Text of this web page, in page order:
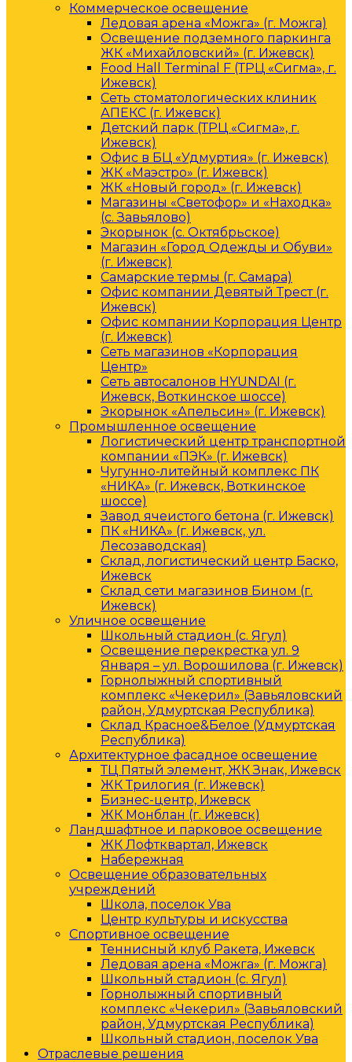
Коммерческое освещение
Ледовая арена «Можга» (г. Можга)
Освещение подземного паркинга
ЖК «Михайловский» (г. Ижевск)
Food Hall Terminal F (ТРЦ «Сигма», г.
Ижевск)
Сеть стоматологических клиник
АПЕКС (г. Ижевск)
Детский парк (ТРЦ «Сигма», г.
Ижевск)
Офис в БЦ «Удмуртия» (г. Ижевск)
ЖК «Маэстро» (г. Ижевск)
ЖК «Новый город» (г. Ижевск)
Магазины «Светофор» и «Находка»
(с. Завьялово)
Экорынок (с. Октябрьское)
Магазин «Город Одежды и Обуви»
(г. Ижевск)
Самарские термы (г. Самара)
Офис компании Девятый Трест (г.
Ижевск)
Офис компании Корпорация Центр
(г. Ижевск)
Сеть магазинов «Корпорация
Центр»
Сеть автосалонов HYUNDAI (г.
Ижевск, Воткинское шоссе)
Экорынок «Апельсин» (г. Ижевск)
Промышленное освещение
Логистический центр транспортной
компании «ПЭК» (г. Ижевск)
Чугунно-литейный комплекс ПК
«НИКА» (г. Ижевск, Воткинское
шоссе)
Завод ячеистого бетона (г. Ижевск)
ПК «НИКА» (г. Ижевск, ул.
Лесозаводская)
Склад, логистический центр Баско,
Ижевск
Склад сети магазинов Бином (г.
Ижевск)
Уличное освещение
Школьный стадион (с. Ягул)
Освещение перекрестка ул. 9
Января – ул. Ворошилова (г. Ижевск)
Горнолыжный спортивный
комплекс «Чекерил» (Завьяловский
район, Удмуртская Республика)
Склад Красное&Белое (Удмуртская
Республика)
Архитектурное фасадное освещение
ТЦ Пятый элемент, ЖК Знак, Ижевск
ЖК Трилогия (г. Ижевск)
Бизнес-центр, Ижевск
ЖК Монблан (г. Ижевск)
Ландшафтное и парковое освещение
ЖК Лофтквартал, Ижевск
Набережная
Освещение образовательных
учреждений
Школа, поселок Ува
Центр культуры и искусства
Спортивное освещение
Теннисный клуб Ракета, Ижевск
Ледовая арена «Можга» (г. Можга)
Школьный стадион (с. Ягул)
Горнолыжный спортивный
комплекс «Чекерил» (Завьяловский
район, Удмуртская Республика)
Школьный стадион, поселок Ува
Отраслевые решения